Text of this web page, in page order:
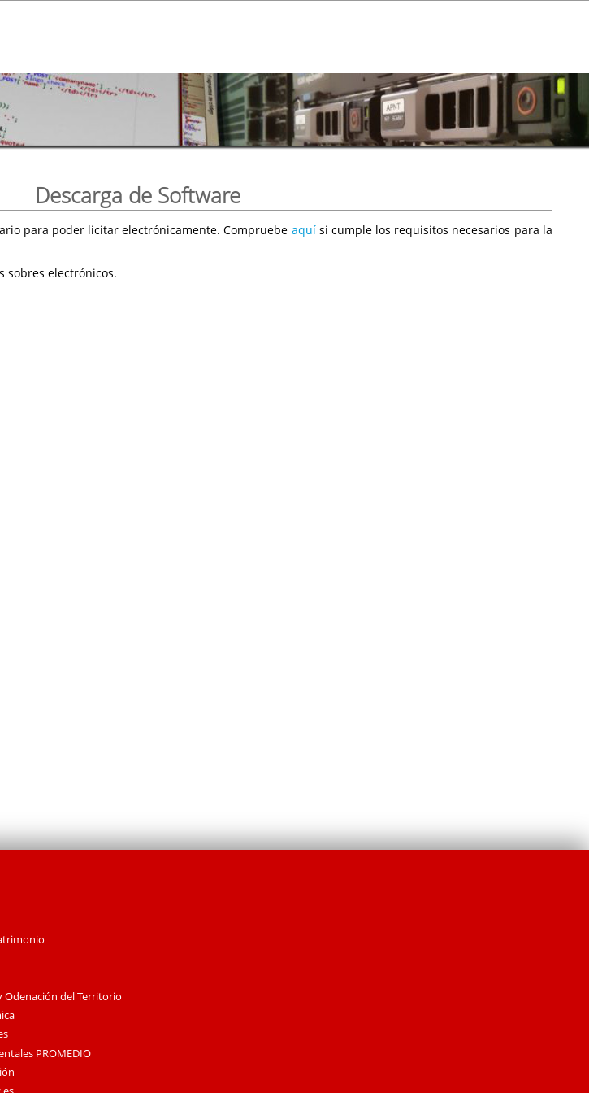
Descarga de Software
para poder licitar electrónicamente. Compruebe aquísi cumple los requisitos necesarios para la
sobres electrónicos.
del Territorio
PROMEDIO